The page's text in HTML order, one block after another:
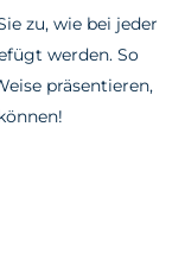
zu, wie bei jeder
werden. So
präsentieren,